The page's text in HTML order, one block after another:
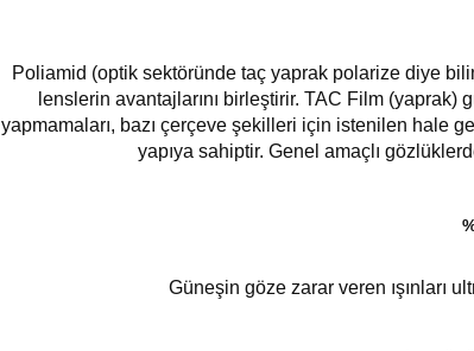
Poliamid (optik sektöründe taç yaprak polarize diye
lenslerin avantajlarını birleştirir. TAC Film
yapmamaları, bazı çerçeve şekilleri için istenilen hale
yapıya sahiptir. Genel amaçlı
Güneşin göze zarar veren ışınları